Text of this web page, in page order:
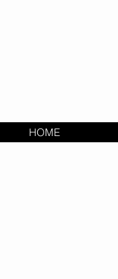
HOME